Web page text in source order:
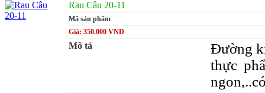
Rau Câu 20-11
Mã sản phẩm
Giá: 350.000 VND
Mô tả
Đường
thực